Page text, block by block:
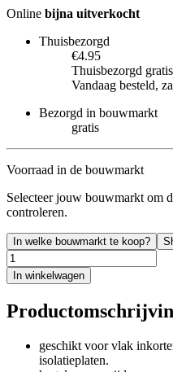
Online bijna uitverkocht
Thuisbezorgd
€4.95
Thuisbezorgd
Vandaag besteld,
Bezorgd in bouwmarkt
gratis
Voorraad in de bouwmarkt
Selecteer jouw bouwmarkt om
controleren.
In welke bouwmarkt te koop?
In winkelwagen
geschikt voor vlak
isolatieplaten.